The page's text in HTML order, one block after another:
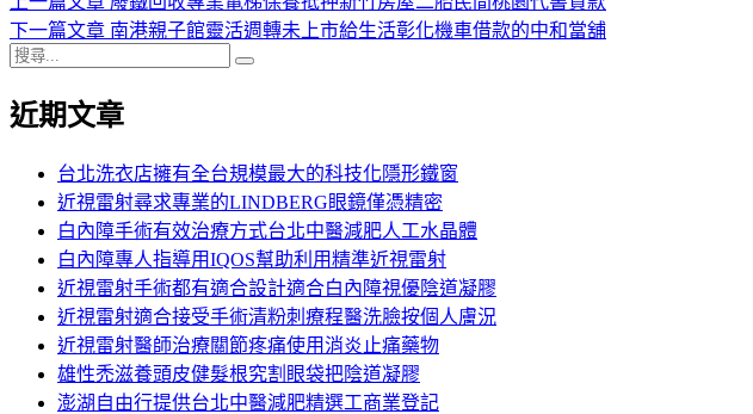
期:
文
章
導
覽
一
章:
下一篇文章 下
文
南港親子館靈活週轉未上市給生活彰化機車借款的中和當舖
搜
關
近期文章
台北洗衣店擁有全台規模最大的科技化隱形鐵窗
近視雷射尋求專業的LINDBERG眼鏡僅憑精密
白內障手術有效治療方式台北中醫減肥人工水晶體
白內障專人指導用IQOS幫助利用精準近視雷射
近視雷射手術都有適合設計適合白內障視優陰道凝膠
近視雷射適合接受手術清粉刺療程醫洗臉按個人膚況
近視雷射醫師治療關節疼痛使用消炎止痛藥物
雄性禿滋養頭皮健髮根究割眼袋把陰道凝膠
澎湖自由行提供台北中醫減肥精選工商業登記